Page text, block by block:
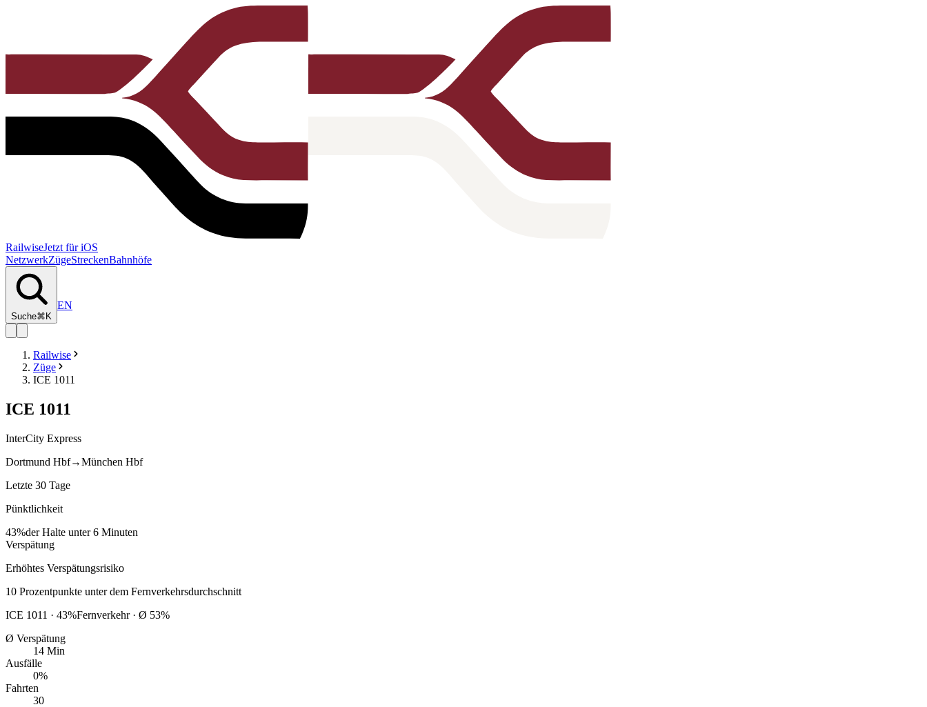
RailwiseJetzt für iOS
NetzwerkZügeStreckenBahnhöfe
Suche⌘K
EN
Railwise
Züge
ICE 1011
ICE 1011
InterCity Express
Dortmund Hbf→München Hbf
Letzte 30 Tage
Pünktlichkeit
43%der Halte unter 6 Minuten
Verspätung
Erhöhtes Verspätungsrisiko
10 Prozentpunkte unter dem Fernverkehrsdurchschnitt
ICE 1011 · 43%Fernverkehr · Ø 53%
Ø Verspätung
14 Min
Ausfälle
0%
Fahrten
30